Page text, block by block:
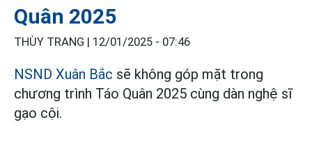
Quân 2025
THÙY TRANG | 12/01/2025 - 07:46
NSND Xuân Bắc sẽ không góp mặt trong
chương trình Táo Quân 2025 cùng dàn nghệ sĩ
gạo cội.